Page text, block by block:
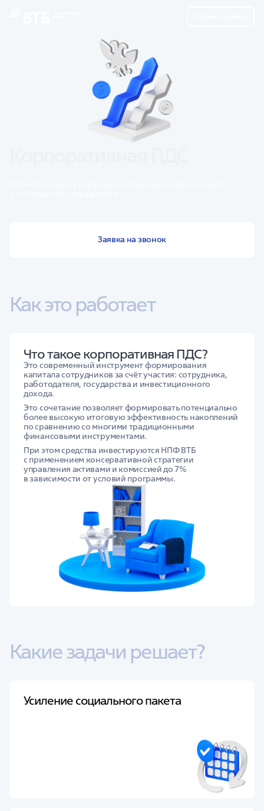
Заявка на звонок
Как это работает
Что такое корпоративная ПДС?
Это современный инструмент формирования
капитала сотрудников за счёт участия: сотрудника,
работодателя, государства и инвестиционного
дохода.
Это сочетание позволяет формировать потенциально
более высокую итоговую эффективность накоплений
по сравнению со многими традиционными
финансовыми инструментами.
При этом средства инвестируются НПФ ВТБ
с применением консервативной стратегии
управления активами и комиссией до 7%
в зависимости от условий программы.
Какие задачи решает?
Усиление социального пакета